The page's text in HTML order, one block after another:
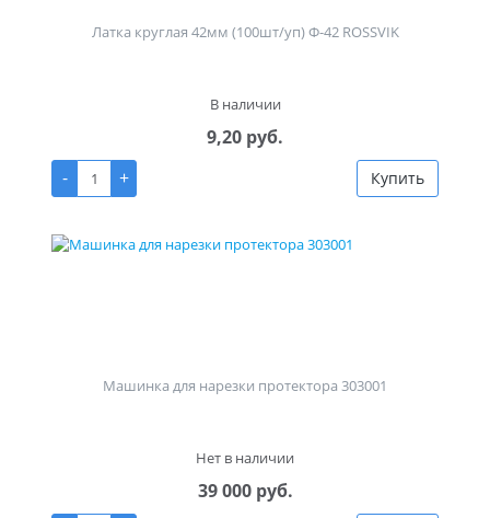
Латка круглая 42мм (100шт/уп) Ф-42 ROSSVIK
В наличии
9,20 руб.
-
+ Купить
Машинка для нарезки протектора 303001
Нет в наличии
39 000 руб.